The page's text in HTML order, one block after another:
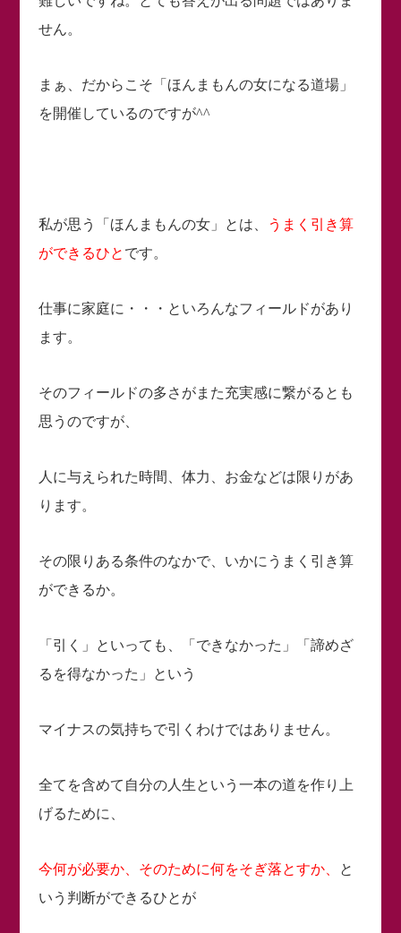
せん。
まぁ、だからこそ「ほんまもんの女になる道場」
を開催しているのですが^^
私が思う「ほんまもんの女」とは、
うまく引き算
ができるひと です。
仕事に家庭に・・・といろんなフィールドがあり
ます。
そのフィールドの多さがまた充実感に繋がるとも
思うのですが、
人に与えられた時間、体力、お金などは限りがあ
ります。
その限りある条件のなかで、いかにうまく引き算
ができるか。
「引く」といっても、「できなかった」「諦めざ
るを得なかった」という
マイナスの気持ちで引くわけではありません。
全てを含めて自分の人生という一本の道を作り上
げるために、
今何が必要か、そのために何をそぎ落とすか、
と
いう判断ができるひとが